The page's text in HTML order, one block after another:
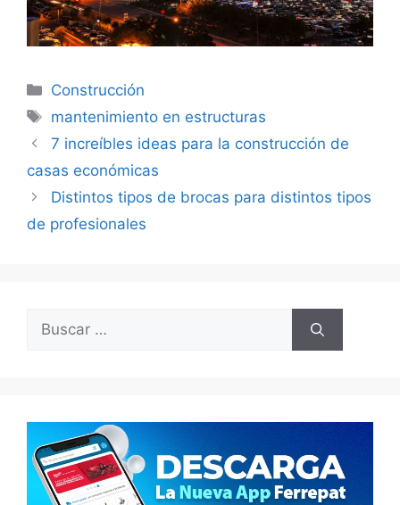
Categorías
Construcción
Etiquetas
mantenimiento en estructuras
7 increíbles ideas para la construcción de
casas económicas
Distintos tipos de brocas para distintos tipos
de profesionales
Buscar: